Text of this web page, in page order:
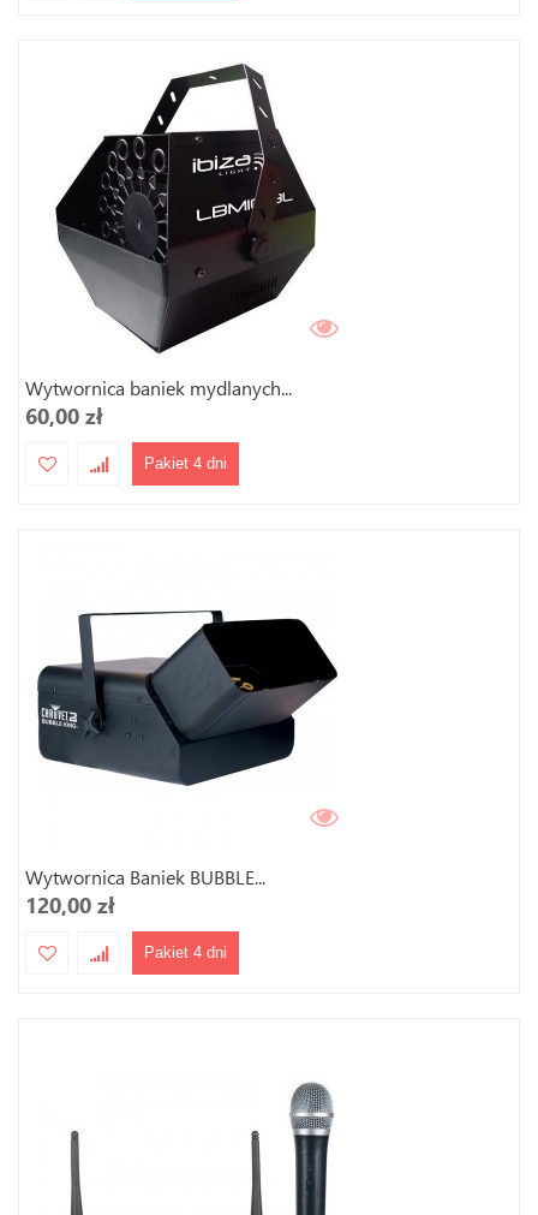
Wytwornica baniek mydlanych...
60,00 zł
Pakiet 4 dni
Wytwornica Baniek BUBBLE...
120,00 zł
Pakiet 4 dni